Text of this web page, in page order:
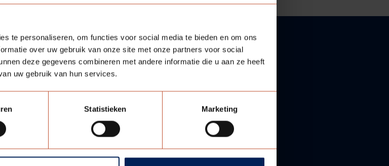
te personaliseren, om functies voor social media te bieden en om ons
over uw gebruik van onze site met onze partners voor social
deze gegevens combineren met andere informatie die u aan ze heeft
uw gebruik van hun services.
Statistieken Marketing